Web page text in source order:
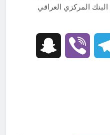
المركزي العراقي
Telegram
Viber